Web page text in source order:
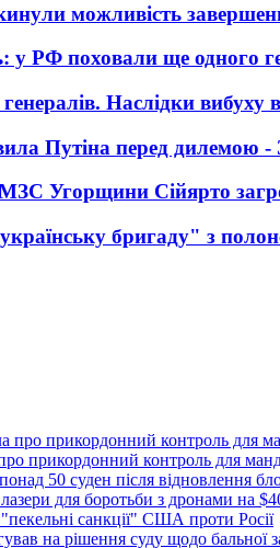
можливість
у РФ поховали ще одного
Наслідки вибуху
Путіна перед дилемою
Угорщини Сійярто
бригаду" з
прикордонний контроль для
50 суден після відновлення
для боротьби з дронами на
санкції" США проти Росії
на рішення суду щодо бальної